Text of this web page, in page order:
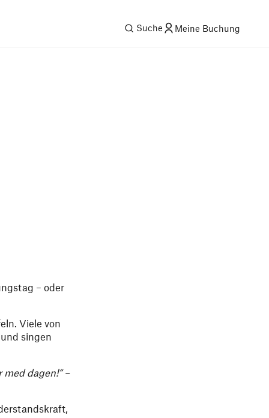
Suche Meine Buchung
– oder
Viele von
singen
dagen!“ –